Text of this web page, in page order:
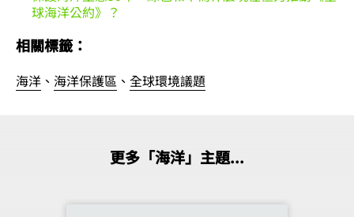
球海洋公約》？
相關標籤：
海洋 、 海洋保護區 、 全球環境議題
更多「海洋」主題...